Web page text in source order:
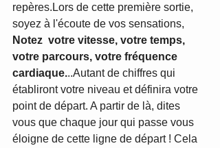
repères.Lors de cette première sortie,
soyez à l'écoute de vos sensations,
Notez  votre vitesse, votre temps,
votre parcours, votre fréquence
cardiaque...Autant de chiffres qui
établiront votre niveau et définira votre
point de départ. A partir de là, dites
vous que chaque jour qui passe vous
éloigne de cette ligne de départ ! Cela